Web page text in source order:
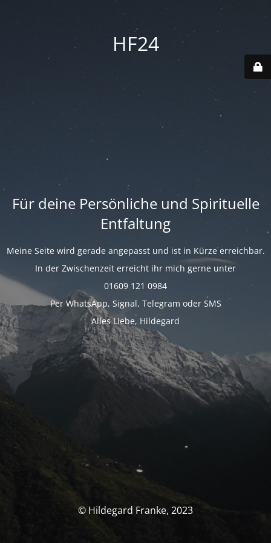
HF24
Für deine Persönliche und Spirituelle
Entfaltung
Meine Seite wird gerade angepasst und ist in Kürze erreichbar.
In der Zwischenzeit erreicht ihr mich gerne unter
01609 121 0984
Per WhatsApp, Signal, Telegram oder SMS
Alles Liebe, Hildegard
© Hildegard Franke, 2023